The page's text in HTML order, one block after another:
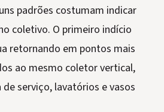
padrões costumam indicar
coletivo. O primeiro indício
retornando em pontos mais
ao mesmo coletor vertical,
serviço, lavatórios e vasos